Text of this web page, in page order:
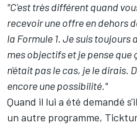
"C'est très différent quand
recevoir une offre en dehors
la Formule 1. Je suis
mes objectifs et je pense que
n'était pas le cas, je le dirais.
encore une possibilité."
Quand il lui a été demandé
un autre programme,